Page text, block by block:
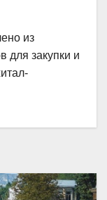
из
для закупки и